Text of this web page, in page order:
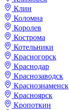
Клин
Коломна
Королев
Кострома
Котельники
Красногорск
Краснодар
Краснозаводск
Краснознаменск
Красноярск
Кропоткин